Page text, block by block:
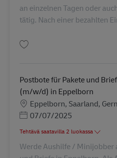
an einzelnen Tagen oder
tätig. Nach einer bezahlten
Postbote für Pakete und
(m/w/d) in Eppelborn
SijaintiEppelborn, Saarland,
Posted Date
07/07/2025
Tehtävä saatavilla 2 luokassa
Werde Aushilfe / Minijobber